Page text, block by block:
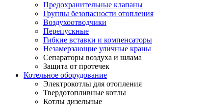
Предохранительные клапаны
Группы безопасности отопления
Воздухоотводчики
Перепускные
Гибкие вставки и компенсаторы
Незамерзающие уличные краны
Сепараторы воздуха и шлама
Защита от протечек
Котельное оборудование
Электрокотлы для отопления
Твердотопливные котлы
Котлы дизельные